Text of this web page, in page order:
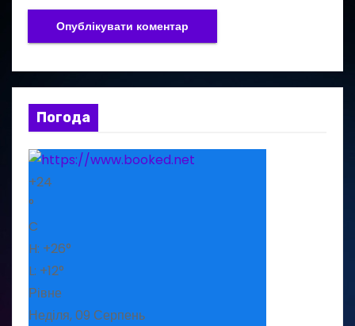
Погода
+24
°
C
H: +26°
L: +12°
Рівне
Неділя, 09 Серпень